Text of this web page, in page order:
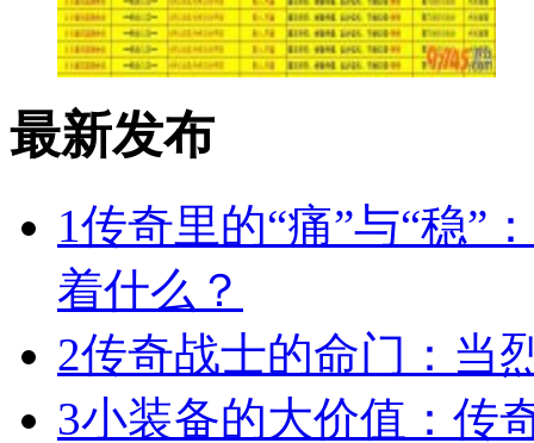
最新发布
1传奇里的“痛”与“稳”
着什么？
2传奇战士的命门：当
3小装备的大价值：传